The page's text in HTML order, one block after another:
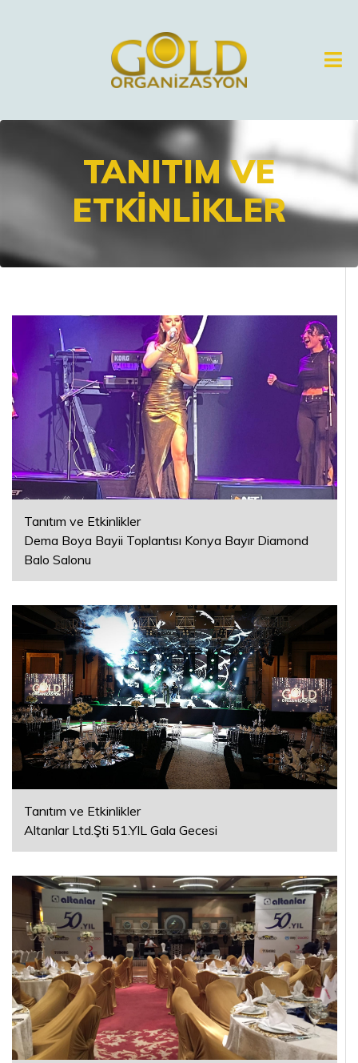
DÜĞÜN
FESTIVAL
ETKINLIKLER
DOĞUM
GÜNÜ
KINA
ORGANIZASYONU
TEKLIFI
SÖZ
VE
ORGANISAZYONU
GALERI
REFERANSLAR
İLETIŞIM
TANITIM VE
ETKINLIKLER
Tanıtım ve Etkinlikler
Dema Boya Bayii Toplantısı Konya Bayır Diamond
Balo Salonu
Tanıtım ve Etkinlikler
Altanlar Ltd.Şti 51.YIL Gala Gecesi